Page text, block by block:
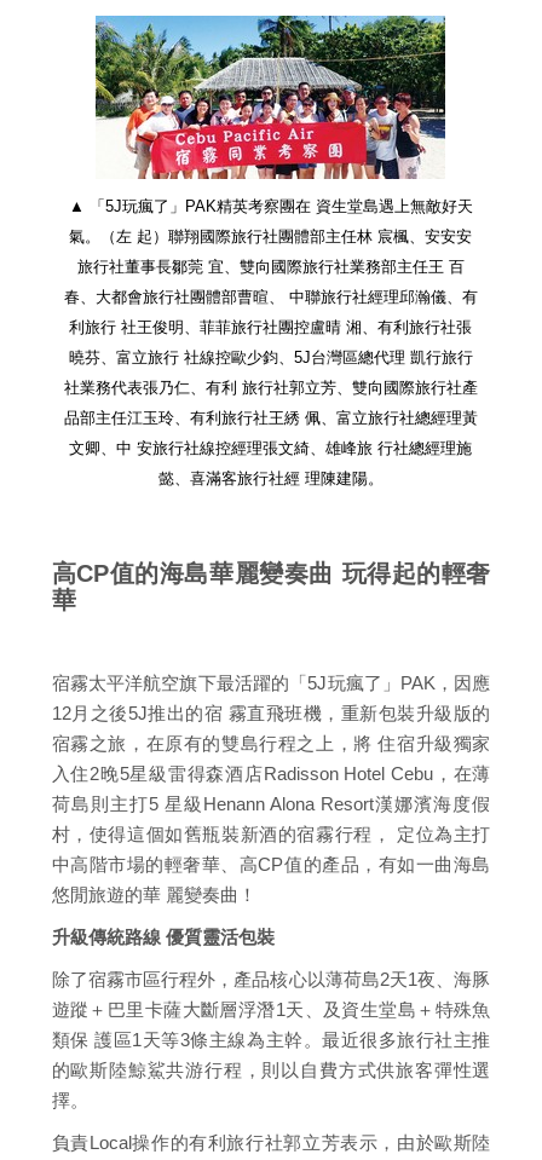
▲ 「5J玩瘋了」PAK精英考察團在 資生堂島遇上無敵好天
氣。（左 起）聯翔國際旅行社團體部主任林 宸楓、安安安
旅行社董事長鄒莞 宜、雙向國際旅行社業務部主任王 百
春、大都會旅行社團體部曹暄、 中聯旅行社經理邱瀚儀、有
利旅行 社王俊明、菲菲旅行社團控盧晴 湘、有利旅行社張
曉芬、富立旅行 社線控歐少鈞、5J台灣區總代理 凱行旅行
社業務代表張乃仁、有利 旅行社郭立芳、雙向國際旅行社產
品部主任江玉玲、有利旅行社王綉 佩、富立旅行社總經理黃
文卿、中 安旅行社線控經理張文綺、雄峰旅 行社總經理施
懿、喜滿客旅行社經 理陳建陽。
高CP值的海島華麗變奏曲 玩得起的輕奢
華
宿霧太平洋航空旗下最活躍的「5J玩瘋了」PAK，因應
12月之後5J推出的宿 霧直飛班機，重新包裝升級版的
宿霧之旅，在原有的雙島行程之上，將 住宿升級獨家
入住2晚5星級雷得森酒店Radisson Hotel Cebu，在薄
荷島則主打5 星級Henann Alona Resort漢娜濱海度假
村，使得這個如舊瓶裝新酒的宿霧行程， 定位為主打
中高階市場的輕奢華、高CP值的產品，有如一曲海島
悠閒旅遊的華 麗變奏曲！
升級傳統路線 優質靈活包裝
除了宿霧市區行程外，產品核心以薄荷島2天1夜、海豚
遊蹤＋巴里卡薩大斷層浮潛1天、及資生堂島＋特殊魚
類保 護區1天等3條主線為主幹。最近很多旅行社主推
的歐斯陸鯨鯊共游行程，則以自費方式供旅客彈性選
擇。
負責Local操作的有利旅行社郭立芳表示，由於歐斯陸